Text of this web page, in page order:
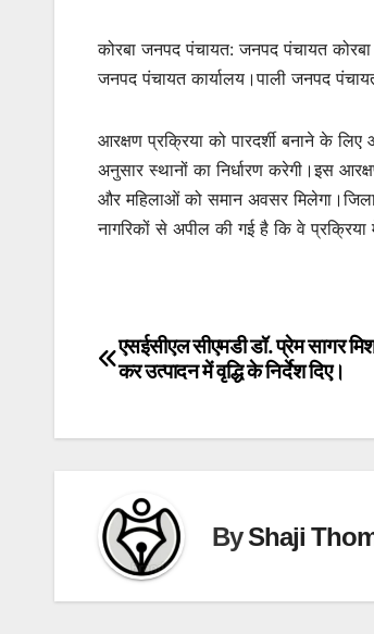
कोरबा जनपद पंचायत: जनपद पंचायत
जनपद पंचायत कार्यालय।पाली जनपद
आरक्षण प्रक्रिया को पारदर्शी बनाने के
अनुसार स्थानों का निर्धारण करेगी।इस
और महिलाओं को समान अवसर
नागरिकों से अपील की गई है कि वे
Post
एसईसीएल सीएमडी डॉ. प्रेम सागर
कर उत्पादन में वृद्धि के निर्देश दिए।
ByShaji